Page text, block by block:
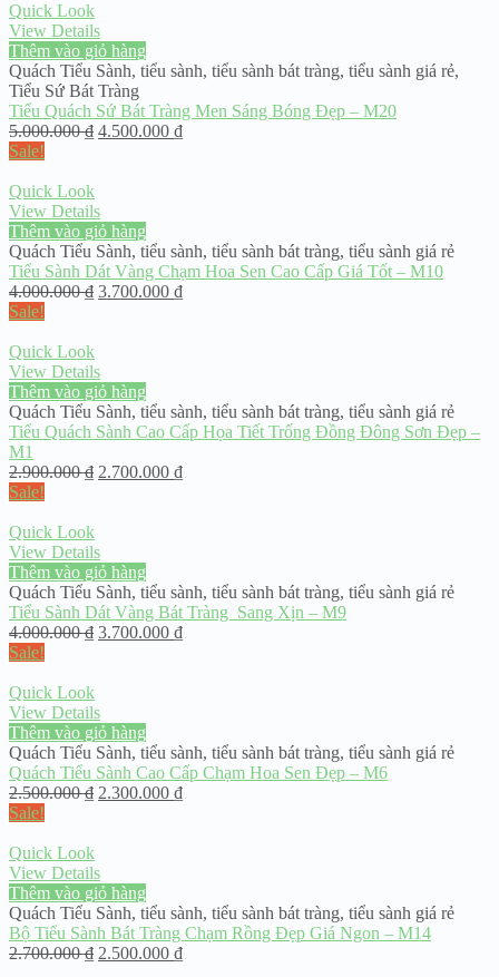
Quick Look
View Details
Thêm vào giỏ hàng
Quách Tiểu Sành, tiểu sành, tiểu sành bát tràng, tiểu sành giá rẻ,
Tiểu Sứ Bát Tràng
Tiểu Quách Sứ Bát Tràng Men Sáng Bóng Đẹp – M20
5.000.000₫ 4.500.000 ₫
Sale!
Quick Look
View Details
Thêm vào giỏ hàng
Quách Tiểu Sành, tiểu sành, tiểu sành bát tràng, tiểu sành giá rẻ
Tiểu Sành Dát Vàng Chạm Hoa Sen Cao Cấp Giá Tốt – M10
4.000.000₫ 3.700.000 ₫
Sale!
Quick Look
View Details
Thêm vào giỏ hàng
Quách Tiểu Sành, tiểu sành, tiểu sành bát tràng, tiểu sành giá rẻ
Tiểu Quách Sành Cao Cấp Họa Tiết Trống Đồng Đông Sơn Đẹp –
M1
2.900.000₫ 2.700.000 ₫
Sale!
Quick Look
View Details
Thêm vào giỏ hàng
Quách Tiểu Sành, tiểu sành, tiểu sành bát tràng, tiểu sành giá rẻ
Tiểu Sành Dát Vàng Bát Tràng Sang Xịn – M9
4.000.000₫ 3.700.000 ₫
Sale!
Quick Look
View Details
Thêm vào giỏ hàng
Quách Tiểu Sành, tiểu sành, tiểu sành bát tràng, tiểu sành giá rẻ
Quách Tiểu Sành Cao Cấp Chạm Hoa Sen Đẹp – M6
2.500.000₫ 2.300.000 ₫
Sale!
Quick Look
View Details
Thêm vào giỏ hàng
Quách Tiểu Sành, tiểu sành, tiểu sành bát tràng, tiểu sành giá rẻ
Bộ Tiểu Sành Bát Tràng Chạm Rồng Đẹp Giá Ngon – M14
2.700.000₫ 2.500.000 ₫